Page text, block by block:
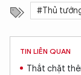
#Thủ
TIN LIÊN QUAN
Thắt chặt